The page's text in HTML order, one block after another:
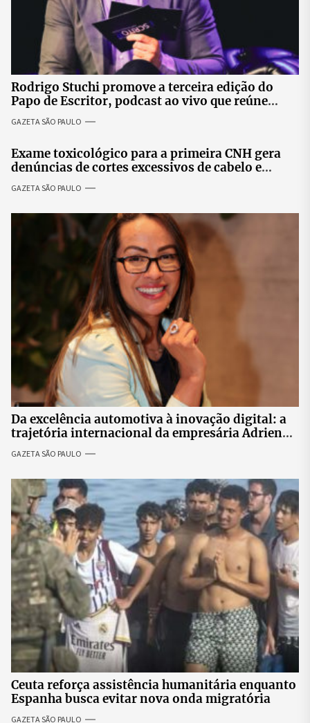
Rodrigo Stuchi promove a terceira edição do
Papo de Escritor, podcast ao vivo que reúne
especialistas para discutir saúde mental e
prosperidade.
GAZETA SÃO PAULO
Exame toxicológico para a primeira CNH gera
denúncias de cortes excessivos de cabelo e
revolta entre candidatas
GAZETA SÃO PAULO
Da excelência automotiva à inovação digital: a
trajetória internacional da empresária Adriene
GAZETA SÃO PAULO
Ceuta reforça assistência humanitária enquanto
Espanha busca evitar nova onda migratória
GAZETA SÃO PAULO